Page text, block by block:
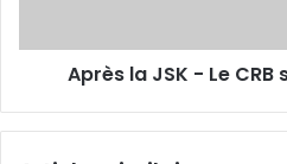
Chaâl
Après la JSK - Le CRB